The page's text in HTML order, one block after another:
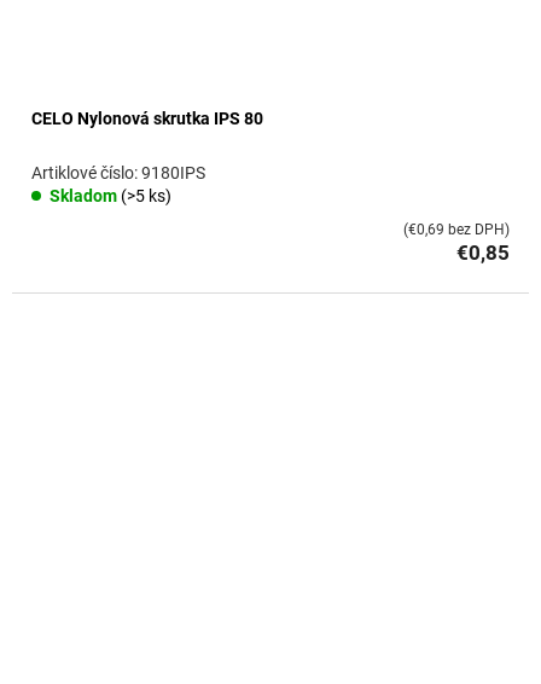
CELO Nylonová skrutka IPS 80
Skladom (>5 ks)
9180IPS
€0,85
(€0,69 bez DPH)